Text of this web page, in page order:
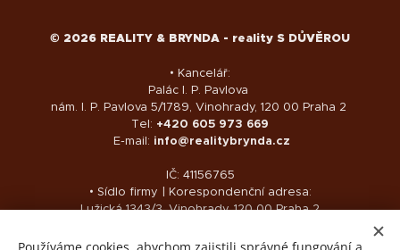
© 2026 REALITY & BRYNDA - reality S DŮVĚROU
• Kancelář:
Palác I. P. Pavlova
nám. I. P. Pavlova 5/1789, Vinohrady, 120 00 Praha 2
Tel: +420 605 973 669
E-mail: info@realitybrynda.cz
IČ: 41156765
• Sídlo firmy | Korespondenční adresa:
Lužická 1343/3, Vinohrady, 120 00 Praha 2